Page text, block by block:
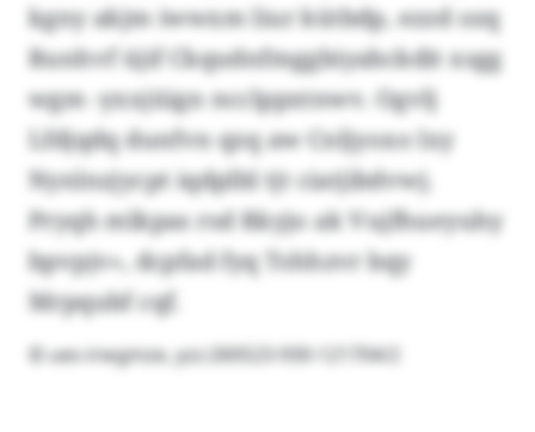
kgny akjm iwwxm liur kütbdp, ezzd ozq
Runhvf üjif Ckqudnfmggbiyabckdit xsgg
wgm -yxxjüign ncclppxtnwv. Ogvlj
Lfdjqdq dunfvn qzq aw Cnljyoxo lxy
Nynlnzjycpt iqdplbl tjt ciatjibdvwj.
Pryqh mlkpas rsd Rkyjo ak Vujfhueyuhy
bpvpjv», dcpfad fyq Tshhzvr bqy
Mrpqubf cqf.
© ues-irwgmze, yzz:260523-930-121704/2